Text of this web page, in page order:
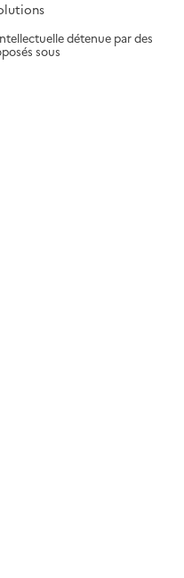
détenue par des
sous